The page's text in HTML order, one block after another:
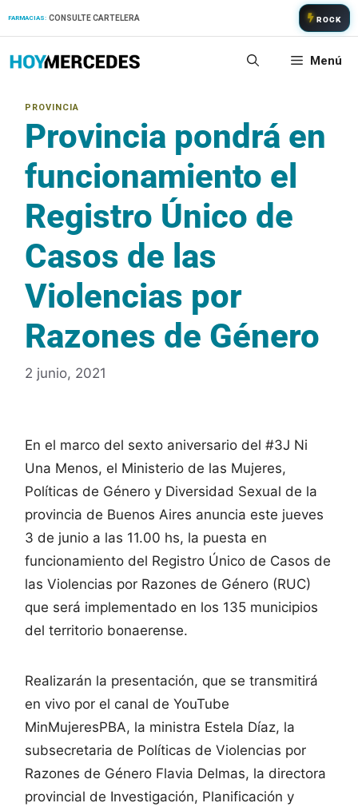
FARMACIAS: CONSULTE CARTELERA ROCK
Menú
Provincia pondrá en
funcionamiento el
Registro Único de
Casos de las
Violencias por
Razones de Género
2 junio, 2021
En el marco del sexto aniversario del #3J Ni
Una Menos, el Ministerio de las Mujeres,
Políticas de Género y Diversidad Sexual de la
provincia de Buenos Aires anuncia este jueves
3 de junio a las 11.00 hs, la puesta en
funcionamiento del Registro Único de Casos de
las Violencias por Razones de Género (RUC)
que será implementado en los 135 municipios
del territorio bonaerense.
Realizarán la presentación, que se transmitirá
en vivo por el canal de YouTube
MinMujeresPBA, la ministra Estela Díaz, la
subsecretaria de Políticas de Violencias por
Razones de Género Flavia Delmas, la directora
provincial de Investigación, Planificación y